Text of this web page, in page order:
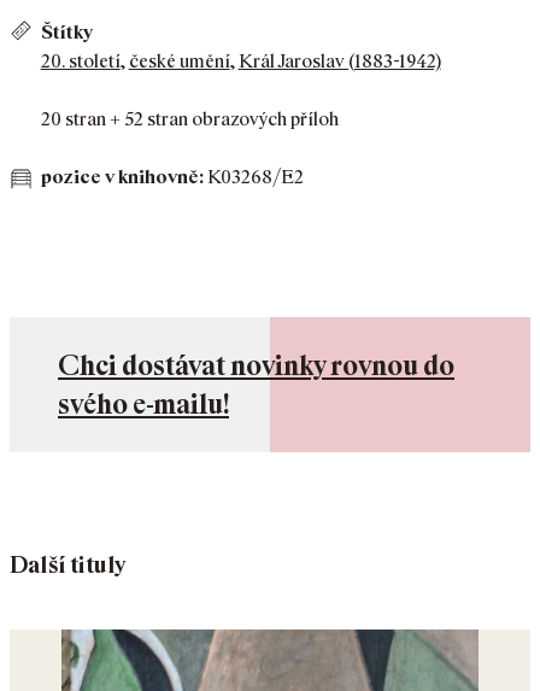
Štítky
20. století, české umění, Král Jaroslav (1883-1942)
20 stran + 52 stran obrazových příloh
pozice v knihovně:K03268/E2
Chci dostávat novinky rovnou do
svého e-mailu!
Další tituly